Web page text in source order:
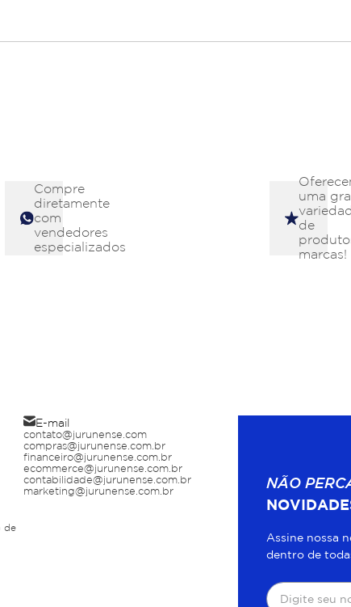
Compre
diretamente
com
vendedores
especializados
uma
de
marcas!
de
E-mail
contato@jurunense.com
compras@jurunense.com.br
financeiro@jurunense.com.br
ecommerce@jurunense.com.br
contabilidade@jurunense.com.br
marketing@jurunense.com.br
NÃO
Assine nossa
dentro de